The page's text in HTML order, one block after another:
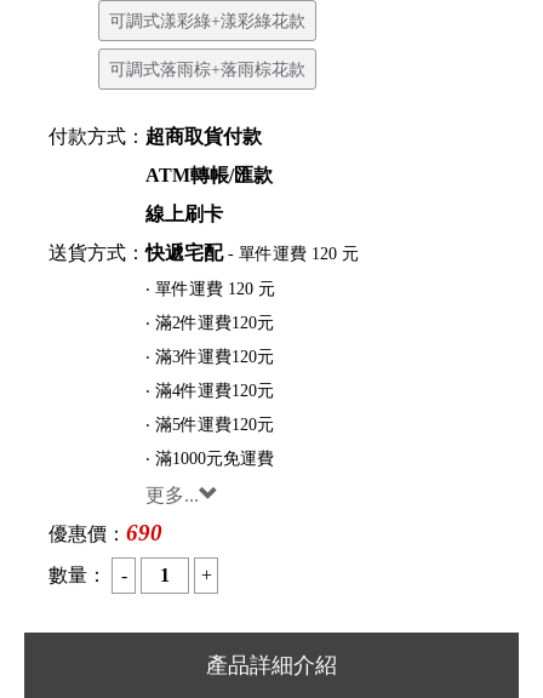
可調式漾彩綠+漾彩綠花款
可調式落雨棕+落雨棕花款
付款方式： 超商取貨付款
ATM轉帳/匯款
線上刷卡
送貨方式：快遞宅配- 單件運費 120 元
‧ 單件運費 120 元
‧ 滿2件運費120元
‧ 滿3件運費120元
‧ 滿4件運費120元
‧ 滿5件運費120元
‧ 滿1000元免運費
更多...
優惠價： 690
數量：
產品詳細介紹